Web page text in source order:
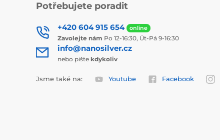
Potřebujete poradit
+420 604 915 654 online
Zavolejte nám Po 12-16:30, Út-Pá 9-16:30
info@nanosilver.cz
nebo pište kdykoliv
Jsme také na: Youtube Facebook